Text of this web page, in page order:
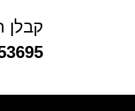
קבלן